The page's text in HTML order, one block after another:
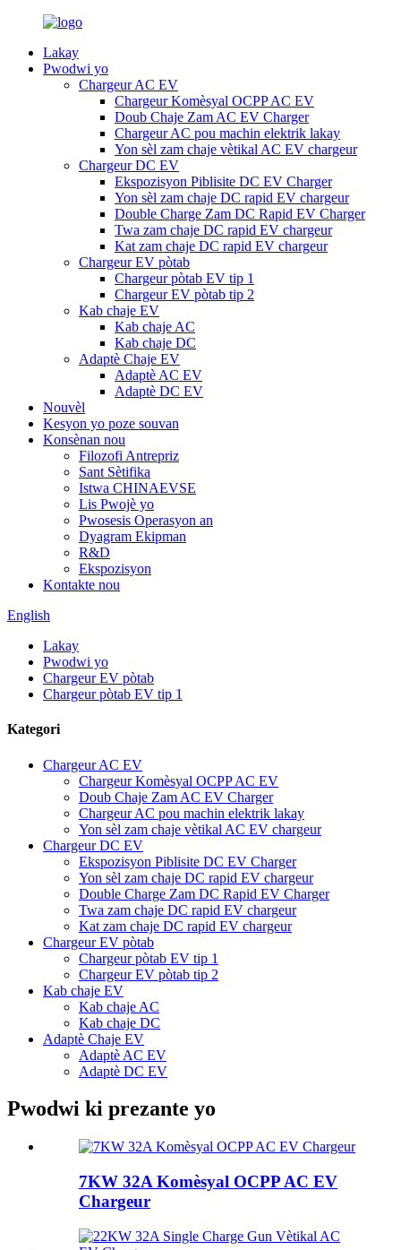
Lakay
Pwodwi yo
Chargeur AC EV
Chargeur Komèsyal OCPP AC EV
Doub Chaje Zam AC EV Charger
Chargeur AC pou machin elektrik lakay
Yon sèl zam chaje vètikal AC EV chargeur
Chargeur DC EV
Ekspozisyon Piblisite DC EV Charger
Yon sèl zam chaje DC rapid EV chargeur
Double Charge Zam DC Rapid EV Charger
Twa zam chaje DC rapid EV chargeur
Kat zam chaje DC rapid EV chargeur
Chargeur EV pòtab
Chargeur pòtab EV tip 1
Chargeur EV pòtab tip 2
Kab chaje EV
Kab chaje AC
Kab chaje DC
Adaptè Chaje EV
Adaptè AC EV
Adaptè DC EV
Nouvèl
Kesyon yo poze souvan
Konsènan nou
Filozofi Antrepriz
Sant Sètifika
Istwa CHINAEVSE
Lis Pwojè yo
Pwosesis Operasyon an
Dyagram Ekipman
R&D
Ekspozisyon
Kontakte nou
English
Lakay
Pwodwi yo
Chargeur EV pòtab
Chargeur pòtab EV tip 1
Kategori
Chargeur AC EV
Chargeur Komèsyal OCPP AC EV
Doub Chaje Zam AC EV Charger
Chargeur AC pou machin elektrik lakay
Yon sèl zam chaje vètikal AC EV chargeur
Chargeur DC EV
Ekspozisyon Piblisite DC EV Charger
Yon sèl zam chaje DC rapid EV chargeur
Double Charge Zam DC Rapid EV Charger
Twa zam chaje DC rapid EV chargeur
Kat zam chaje DC rapid EV chargeur
Chargeur EV pòtab
Chargeur pòtab EV tip 1
Chargeur EV pòtab tip 2
Kab chaje EV
Kab chaje AC
Kab chaje DC
Adaptè Chaje EV
Adaptè AC EV
Adaptè DC EV
Pwodwi ki prezante yo
7KW 32A Komèsyal OCPP AC EV
Chargeur